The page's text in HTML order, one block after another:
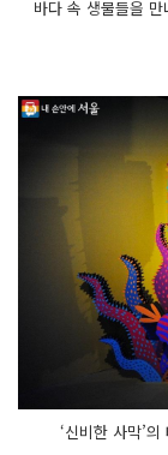
바다 속 생물들을
‘신비한 사막’